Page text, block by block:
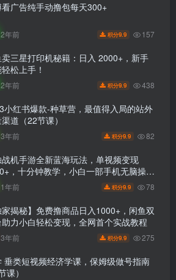
广告纯手动撸包每天300+
2年前 积分9.9 157
卖三星打印机秘籍：日入 2000+，新手
松上手！
2年前 积分9.9 438
小红书爆款-种草营，最值得入局的站外
道（22节课）
3年前 积分9.9 82
机手游全新蓝海玩法，单视频变现
，十分钟教学，小白一部手机无脑操
带教程和资料,干就完了！
1年前 积分9.9 78
家揭秘】免费撸商品日入1000+，闲鱼双
力小白轻松变现，全网首个实战教程
3年前 积分9.9 275
垂类短视频经济学课，保姆级做号指南
课）